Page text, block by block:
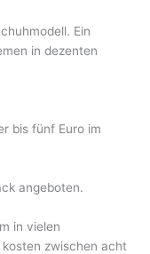
Ein
in dezenten
bis fünf Euro im
angeboten.
in vielen
zwischen acht